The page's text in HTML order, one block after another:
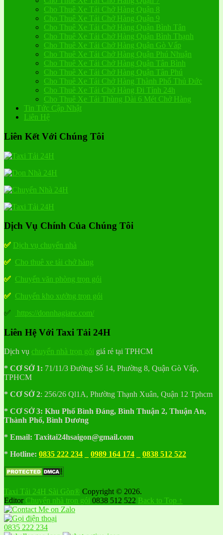
Cho Thuê Xe Tải Chở Hàng Quận 8
Cho Thuê Xe Tải Chở Hàng Quận 9
Cho Thuê Xe Tải Chở Hàng Quận Bình Tân
Cho Thuê Xe Tải Chở Hàng Quận Bình Thạnh
Cho Thuê Xe Tải Chở Hàng Quận Gò Vấp
Cho Thuê Xe Tải Chở Hàng Quận Phú Nhuận
Cho Thuê Xe Tải Chở Hàng Quận Tân Bình
Cho Thuê Xe Tải Chở Hàng Quận Tân Phú
Cho Thuê Xe Tải Chở Hàng Thành Phố Thủ Đức
Cho Thuê Xe Tải Chở Hàng Đi Tỉnh 24h
Cho Thuê Xe Tải Thùng Dài 6 Mét Chở Hàng
Tin Tức Cập Nhật
Liên Hệ
Liên Kết Với Chúng Tôi
Dịch Vụ Chính Của Chúng Tôi
✅ Dịch vụ chuyển nhà
✅ Cho thuê xe tải chở hàng
✅ Chuyển văn phòng trọn gói
✅ Chuyển kho xưởng trọn gói
✅
https://donnhagiare.com/
Liên Hệ Với Taxi Tải 24H
Dịch vụ chuyển nhà trọn gói giá rẻ tại TPHCM
* CƠ SỞ 1: 71/11/3 Đường Số 14, Phường 8, Quận Gò Vấp,
TPHCM
* CƠ SỞ 2: 256/26 Ql1A, Phường Thạnh Xuân, Quận 12 Tphcm
* CƠ SỞ 3: Khu Phố Bình Đáng, Bình Thuận 2, Thuận An,
Thành Phố, Bình Dương
* Email: Taxitai24hsaigon@gmail.com
* Hotline: 0835 222 234 0989 164 174 0838 512 522
Taxi Tải 24H Sài Gòn® Copyright © 2026.
Editor Chuyển nhà trọn gói 0838 512 522 Back to Top ↑
0835 222 234